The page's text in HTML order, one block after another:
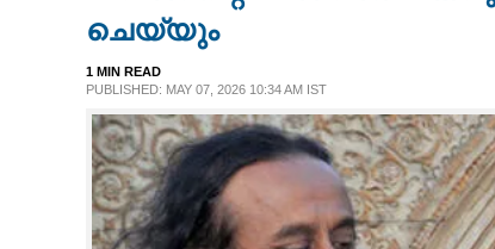
ചെയ്യും
1 MIN READ
PUBLISHED: MAY 07, 2026 10:34 AM IST